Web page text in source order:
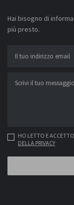
Hai bisogno di
più presto.
HO LETTO E
DELLA PRIVACY